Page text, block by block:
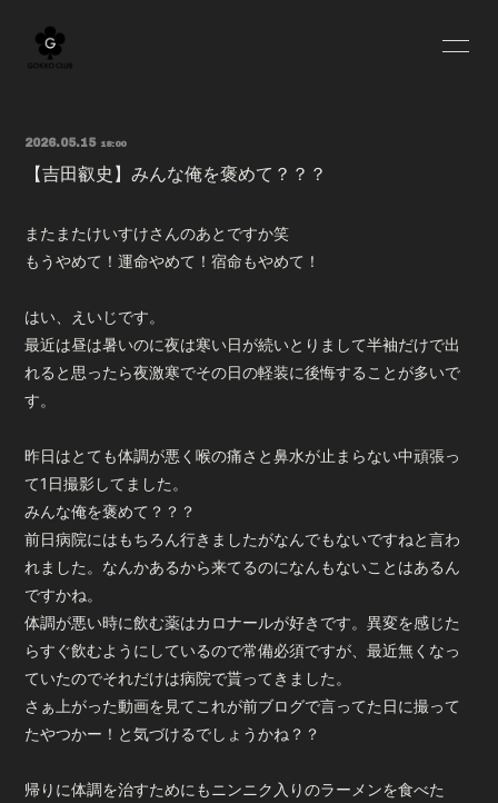
INFORMATION
MOVIE RADIO
OFF SHOT
GOODS
会員登録 ログイン
2026.05.15 18:00
【吉田叡史】みんな俺を褒めて？？？
またまたけいすけさんのあとですか笑
もうやめて！運命やめて！宿命もやめて！
はい、えいじです。
最近は昼は暑いのに夜は寒い日が続いとりまして半袖だけで出
れると思ったら夜激寒でその日の軽装に後悔することが多いで
す。
昨日はとても体調が悪く喉の痛さと鼻水が止まらない中頑張っ
て1日撮影してました。
みんな俺を褒めて？？？
前日病院にはもちろん行きましたがなんでもないですねと言わ
れました。なんかあるから来てるのになんもないことはあるん
ですかね。
体調が悪い時に飲む薬はカロナールが好きです。異変を感じた
らすぐ飲むようにしているので常備必須ですが、最近無くなっ
ていたのでそれだけは病院で貰ってきました。
さぁ上がった動画を見てこれが前ブログで言ってた日に撮って
たやつかー！と気づけるでしょうかね？？
帰りに体調を治すためにもニンニク入りのラーメンを食べた